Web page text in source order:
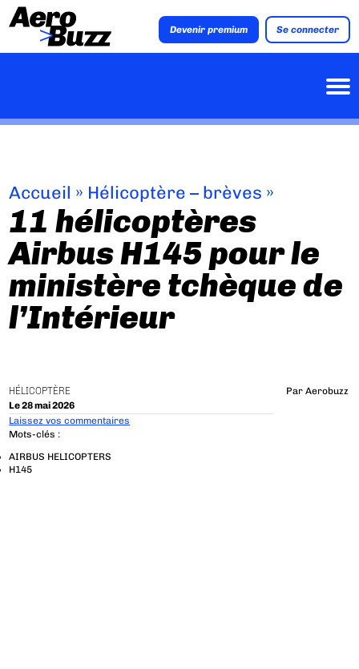
Devenir premium Se connecter
Accueil » Hélicoptère – brèves »
11 hélicoptères
Airbus H145 pour le
ministère tchèque de
l’Intérieur
HÉLICOPTÈRE
Le 28 mai 2026
Par Aerobuzz
Laissez vos commentaires
Mots-clés :
AIRBUS HELICOPTERS
H145